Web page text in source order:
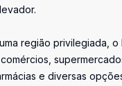
região privilegiada, o
e diversas